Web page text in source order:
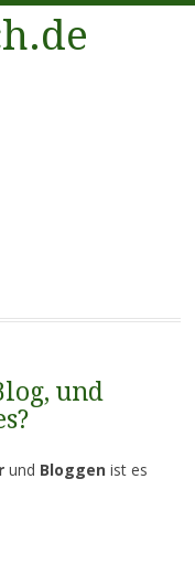
und
und Bloggenist es